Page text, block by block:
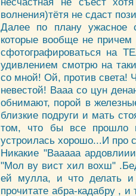
волнения)тётя не сдаст
Далее по плану ужасное
которые вообще не причем
сфотографироваться на
удивлением смотрю на
со мной! Ой, против света!
невестой! Вааа со цун
обнимают, порой в
близкие подруги и мать
том, что бы все прошло
устроилась хорошо...И про
Никакие "Вааааа
"Мол ву вист хил вохш"
ей мулла, и что делать
прочитате абра-кадабру ,